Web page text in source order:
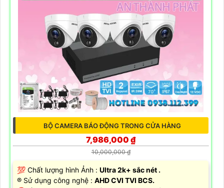
BỘ CAMERA BÁO ĐỘNG TRONG CỬA HÀNG
7,986,000 ₫
10,000,000 ₫
💯 Chất lượng hình Ảnh : Ultra 2k+ sắc nét .
®️ Sử dụng công nghệ : AHD CVI TVI BCS.